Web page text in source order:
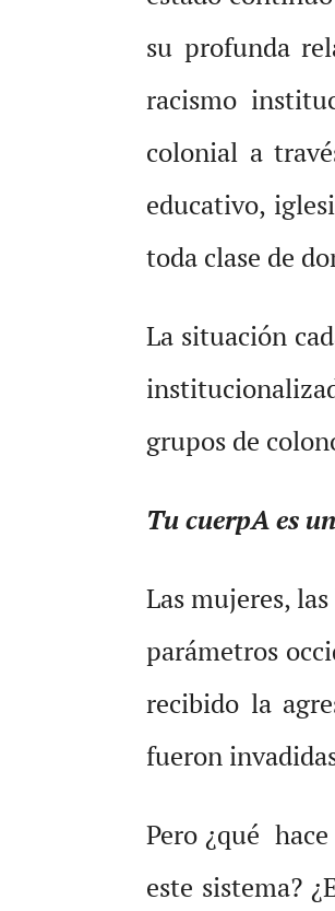
su profunda
racismo
colonial a
educativo,
toda clase de
La situación
grupos de
Tu cuerpA es
Las mujeres,
parámetros
recibido la
fueron
Pero ¿qué
este sistema?